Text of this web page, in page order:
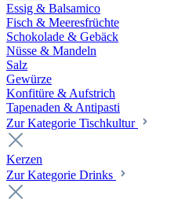
Essig & Balsamico
Fisch & Meeresfrüchte
Schokolade & Gebäck
Nüsse & Mandeln
Salz
Gewürze
Konfitüre & Aufstrich
Tapenaden & Antipasti
Zur Kategorie Tischkultur
Kerzen
Zur Kategorie Drinks